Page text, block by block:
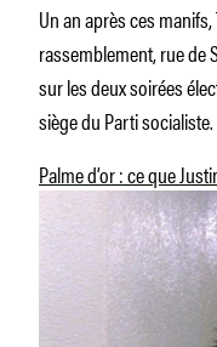
Un an après ces
rassemblement, rue
sur les deux soirées
siège du Parti socialiste.
Palme d’or : ce que